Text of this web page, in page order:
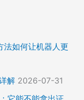
法如何让机器人更
解 2026-07-31